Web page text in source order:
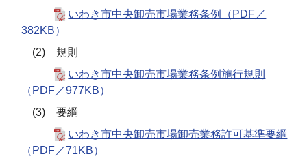
いわき市中央卸売市場業務条例（PDF／
382KB）
(2) 規則
いわき市中央卸売市場業務条例施行規則
（PDF／977KB）
(3) 要綱
いわき市中央卸売市場卸売業務許可基準要綱
（PDF／71KB）